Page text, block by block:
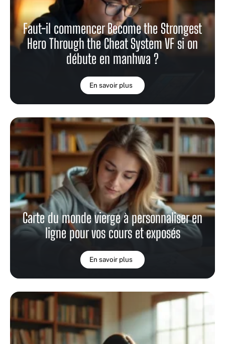
Faut-il commencer Become the Strongest
Hero Through the Cheat System VF si on
débute en manhwa ?
En savoir plus
Carte du monde vierge à personnaliser en
ligne pour vos cours et exposés
En savoir plus